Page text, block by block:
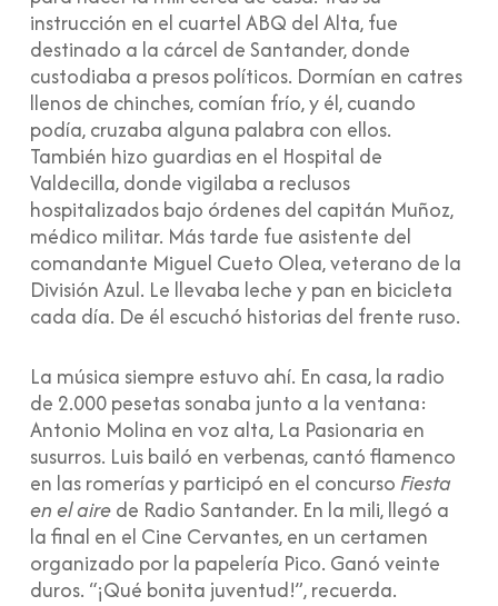
instrucción en el cuartel ABQ del Alta, fue
destinado a la cárcel de Santander, donde
custodiaba a presos políticos. Dormían en catres
llenos de chinches, comían frío, y él, cuando
podía, cruzaba alguna palabra con ellos.
También hizo guardias en el Hospital de
Valdecilla, donde vigilaba a reclusos
hospitalizados bajo órdenes del capitán Muñoz,
médico militar. Más tarde fue asistente del
comandante Miguel Cueto Olea, veterano de la
División Azul. Le llevaba leche y pan en bicicleta
cada día. De él escuchó historias del frente ruso.
La música siempre estuvo ahí. En casa, la radio
de 2.000 pesetas sonaba junto a la ventana:
Antonio Molina en voz alta, La Pasionaria en
susurros. Luis bailó en verbenas, cantó flamenco
en las romerías y participó en el concursoFiesta
en el airede Radio Santander. En la mili, llegó a
la final en el Cine Cervantes, en un certamen
organizado por la papelería Pico. Ganó veinte
duros. “¡Qué bonita juventud!”, recuerda.